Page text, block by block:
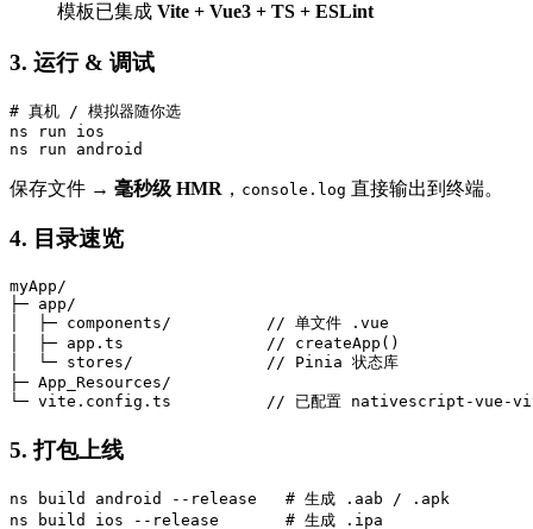
模板已集成 Vite + Vue3 + TS + ESLint
3. 运行 & 调试
# 真机 / 模拟器随你选
ns run ios
保存文件 → 毫秒级 HMR ， console.log 直接输出到终端。
4. 目录速览
myApp/
├─ app/
│  ├─ components/          // 单文件 .vue
│  ├─ app.ts               // createApp()
│  └─ stores/              // Pinia 状态库
├─ App_Resources/
5. 打包上线
ns build android --release   # 生成 .aab / .apk